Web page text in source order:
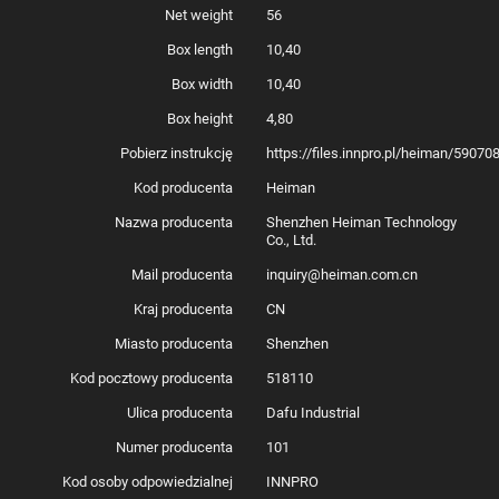
innych sprzętów – gdziekolwiek jesteś, w prostym dotknięciu ekranu
telefonu.
Net weight 56
Box length 10,40
Box width 10,40
Box height 4,80
Pobierz instrukcję https://files.innpro.pl/heiman/
Kod producenta Heiman
Nazwa producenta
Shenzhen Heiman Technology
Co., Ltd.
Mail producenta inquiry@heiman.com.cn
Kraj producenta CN
Miasto producenta Shenzhen
Kod pocztowy producenta 518110
Ulica producenta Dafu Industrial
Numer producenta 101
Kod osoby odpowiedzialnej INNPRO